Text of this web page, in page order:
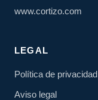
www.cortizo.com
LEGAL
Política de privacidad
Aviso legal